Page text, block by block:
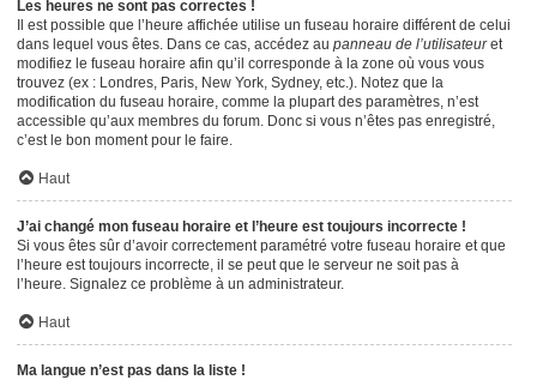
Les heures ne sont pas correctes !
Il est possible que l’heure affichée utilise un fuseau horaire différent de celui
dans lequel vous êtes. Dans ce cas, accédez au panneau de l’utilisateuret
modifiez le fuseau horaire afin qu’il corresponde à la zone où vous vous
trouvez (ex : Londres, Paris, New York, Sydney, etc.). Notez que la
modification du fuseau horaire, comme la plupart des paramètres, n’est
accessible qu’aux membres du forum. Donc si vous n’êtes pas enregistré,
c’est le bon moment pour le faire.
Haut
J’ai changé mon fuseau horaire et l’heure est toujours incorrecte !
Si vous êtes sûr d’avoir correctement paramétré votre fuseau horaire et que
l’heure est toujours incorrecte, il se peut que le serveur ne soit pas à
l’heure. Signalez ce problème à un administrateur.
Haut
Ma langue n’est pas dans la liste !